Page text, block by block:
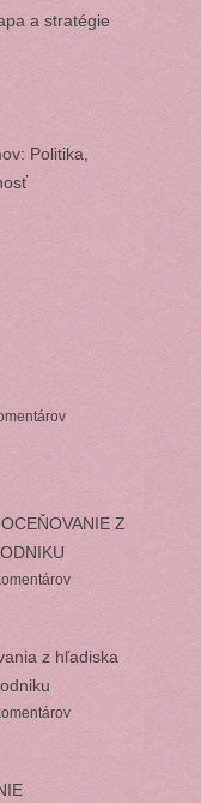
a stratégie
Politika,
Z
z hľadiska